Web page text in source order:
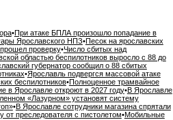
•При атаке БПЛА произошло попадание в
Ярославского НПЗ•Песок на ярославских
проверку•Число сбитых над
областью беспилотников выросло с 88 до
губернатор сообщил о 88 сбитых
•Ярославль подвергся массовой атаке
беспилотников•Полноценное трамвайное
в Ярославле откроют в 2027 году•В Ярославле
«Лазурном» установят систему
•В Ярославле сотрудники магазина спрятали
от преследователя с пистолетом•Мобильные